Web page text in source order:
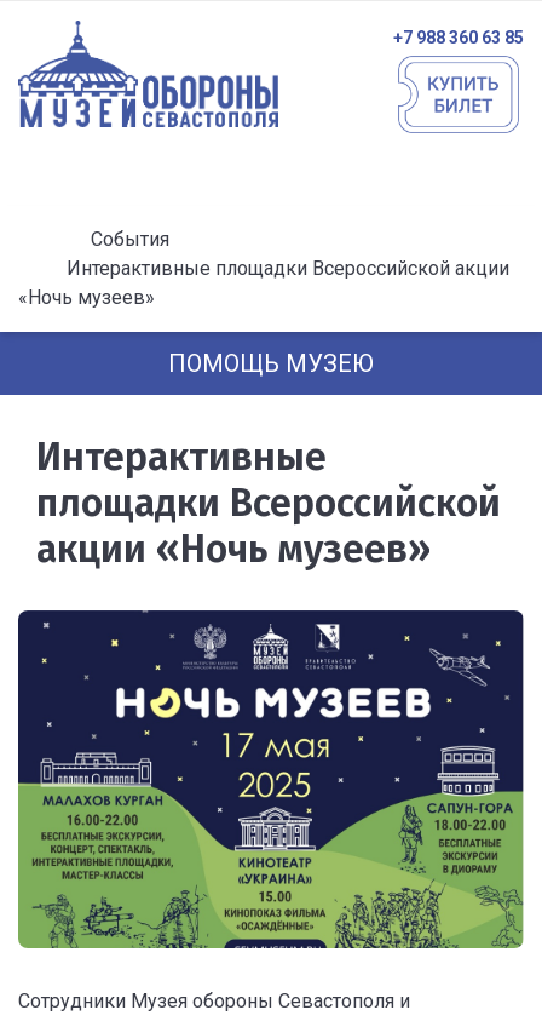
+7 988 360 63 85
События
Интерактивные площадки Всероссийской акции
«Ночь музеев»
ПОМОЩЬ МУЗЕЮ
Интерактивные
площадки Всероссийской
акции «Ночь музеев»
Сотрудники Музея обороны Севастополя и